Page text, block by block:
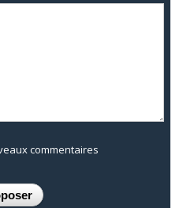
commentaires